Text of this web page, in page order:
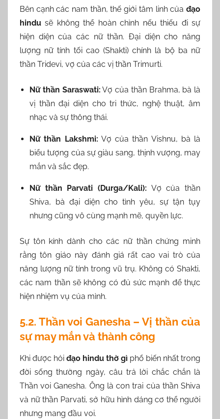
Bên cạnh các nam thần, thế giới tâm linh của đạo
hindu sẽ không thể hoàn chỉnh nếu thiếu đi sự
hiện diện của các nữ thần. Đại diện cho năng
lượng nữ tính tối cao (Shakti) chính là bộ ba nữ
thần Tridevi, vợ của các vị thần Trimurti.
Nữ thần Saraswati: Vợ của thần Brahma, bà là
vị thần đại diện cho tri thức, nghệ thuật, âm
nhạc và sự thông thái.
Nữ thần Lakshmi: Vợ của thần Vishnu, bà là
biểu tượng của sự giàu sang, thịnh vượng, may
mắn và sắc đẹp.
Nữ thần Parvati (Durga/Kali): Vợ của thần
Shiva, bà đại diện cho tình yêu, sự tận tụy
nhưng cũng vô cùng mạnh mẽ, quyền lực.
Sự tôn kính dành cho các nữ thần chứng minh
rằng tôn giáo này đánh giá rất cao vai trò của
năng lượng nữ tính trong vũ trụ. Không có Shakti,
các nam thần sẽ không có đủ sức mạnh để thực
hiện nhiệm vụ của mình.
5.2. Thần voi Ganesha – Vị thần của
sự may mắn và thành công
Khi được hỏi đạo hindu thờ gì phổ biến nhất trong
đời sống thường ngày, câu trả lời chắc chắn là
Thần voi Ganesha. Ông là con trai của thần Shiva
và nữ thần Parvati, sở hữu hình dáng cơ thể người
nhưng mang đầu voi.